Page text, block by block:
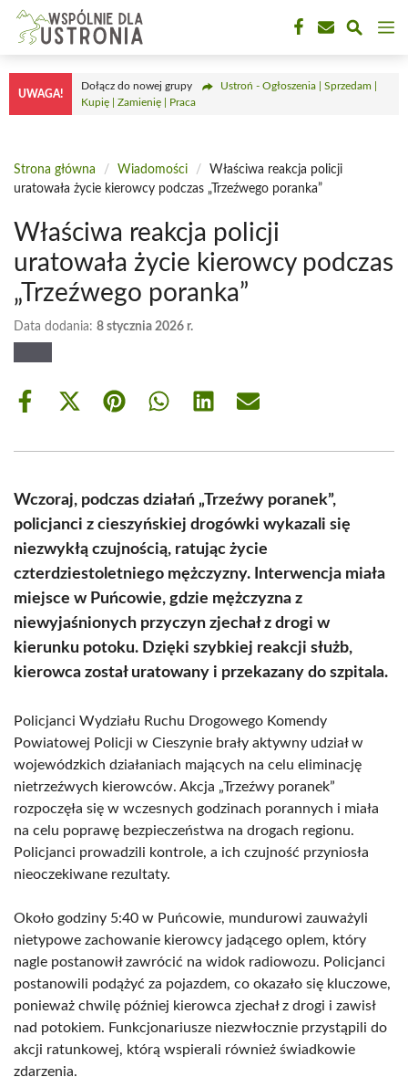
Przejdź
treści
UWAGA!
Dołącz do nowej grupy
Ustroń - Ogłoszenia | Sprzedam |
Kupię | Zamienię | Praca
Strona główna / Wiadomości /
Właściwa reakcja policji
uratowała życie kierowcy podczas „Trzeźwego poranka”
Właściwa reakcja policji
uratowała życie kierowcy podczas
„Trzeźwego poranka”
Data dodania: 8 stycznia 2026 r.
Share
Share
(Twitter)
Share Share Share Share
Wczoraj, podczas działań „Trzeźwy poranek”,
policjanci z cieszyńskiej drogówki wykazali się
niezwykłą czujnością, ratując życie
czterdziestoletniego mężczyzny. Interwencja miała
miejsce w Puńcowie, gdzie mężczyzna z
niewyjaśnionych przyczyn zjechał z drogi w
kierunku potoku. Dzięki szybkiej reakcji służb,
kierowca został uratowany i przekazany do szpitala.
Policjanci Wydziału Ruchu Drogowego Komendy
Powiatowej Policji w Cieszynie brały aktywny udział w
wojewódzkich działaniach mających na celu eliminację
nietrzeźwych kierowców. Akcja „Trzeźwy poranek”
rozpoczęła się w wczesnych godzinach porannych i miała
na celu poprawę bezpieczeństwa na drogach regionu.
Policjanci prowadzili kontrole, a ich czujność przyniosła
nieoczekiwane rezultaty.
Około godziny 5:40 w Puńcowie, mundurowi zauważyli
nietypowe zachowanie kierowcy jadącego oplem, który
nagle postanowił zawrócić na widok radiowozu. Policjanci
postanowili podążyć za pojazdem, co okazało się kluczowe,
ponieważ chwilę później kierowca zjechał z drogi i zawisł
nad potokiem. Funkcjonariusze niezwłocznie przystąpili do
akcji ratunkowej, którą wspierali również świadkowie
zdarzenia.